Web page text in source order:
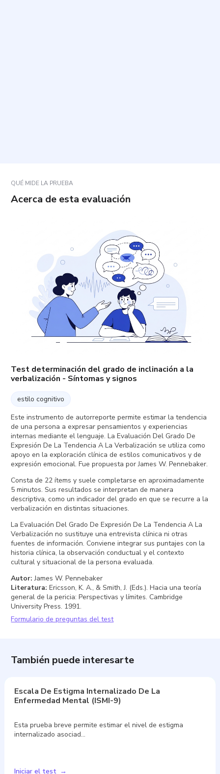
QUÉ MIDE LA PRUEBA
Acerca de esta evaluación
Test determinación del grado de inclinación a la
verbalización - Síntomas y signos
estilo cognitivo
Este instrumento de autorreporte permite estimar la tendencia
de una persona a expresar pensamientos y experiencias
internas mediante el lenguaje. La Evaluación Del Grado De
Expresión De La Tendencia A La Verbalización se utiliza como
apoyo en la exploración clínica de estilos comunicativos y de
expresión emocional. Fue propuesta por James W. Pennebaker.
Consta de 22 ítems y suele completarse en aproximadamente
5 minutos. Sus resultados se interpretan de manera
descriptiva, como un indicador del grado en que se recurre a la
verbalización en distintas situaciones.
La Evaluación Del Grado De Expresión De La Tendencia A La
Verbalización no sustituye una entrevista clínica ni otras
fuentes de información. Conviene integrar sus puntajes con la
historia clínica, la observación conductual y el contexto
cultural y situacional de la persona evaluada.
Autor: James W. Pennebaker
Literatura: Ericsson, K. A., & Smith, J. (Eds.). Hacia una teoría
general de la pericia: Perspectivas y límites. Cambridge
University Press. 1991.
Formulario de preguntas del test
También puede interesarte
Escala De Estigma Internalizado De La
Enfermedad Mental (ISMI-9)
Esta prueba breve permite estimar el nivel de estigma
internalizado asociad…
Iniciar el test